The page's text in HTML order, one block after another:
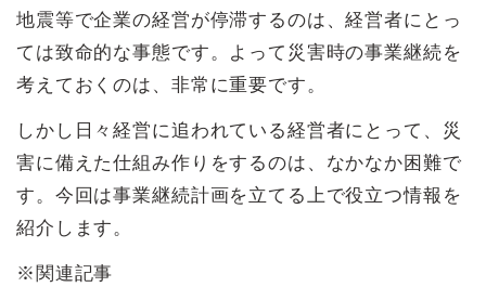
地震等で企業の経営が停滞するのは、経営者にとっ
ては致命的な事態です。よって災害時の事業継続を
考えておくのは、非常に重要です。
しかし日々経営に追われている経営者にとって、災
害に備えた仕組み作りをするのは、なかなか困難で
す。今回は事業継続計画を立てる上で役立つ情報を
紹介します。
※関連記事